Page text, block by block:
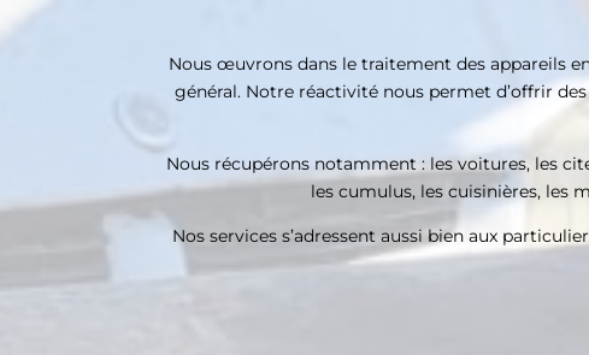
Nous œuvrons dans le traitement des appareils
général. Notre réactivité nous permet d’offrir
Nous récupérons notamment : les voitures, les
les cumulus, les cuisinières, les
Nos services s’adressent aussi bien aux